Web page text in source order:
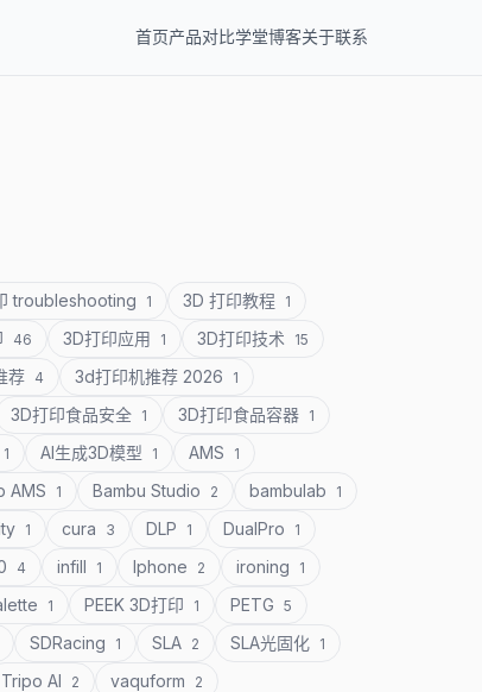
首页产品对比学堂博客关于联系
troubleshooting 1 3D 打印教程 1
46 3D打印应用 1 3D打印技术 15
荐 4 3d打印机推荐 2026 1
3D打印食品安全 1 3D打印食品容器 1
1 AI生成3D模型 1 AMS 1
AMS 1 Bambu Studio 2 bambulab 1
1 cura 3 DLP 1 DualPro 1
4 infill 1 Iphone 2 ironing 1
1 PEEK 3D打印 1 PETG 5
SDRacing 1 SLA 2 SLA光固化 1
Tripo AI 2 vaquform 2